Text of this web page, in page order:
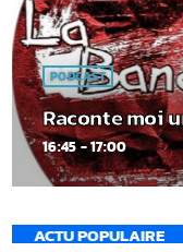
PODCAST
Raconte moi
16:45 - 17:00
ACTU POPULAIRE